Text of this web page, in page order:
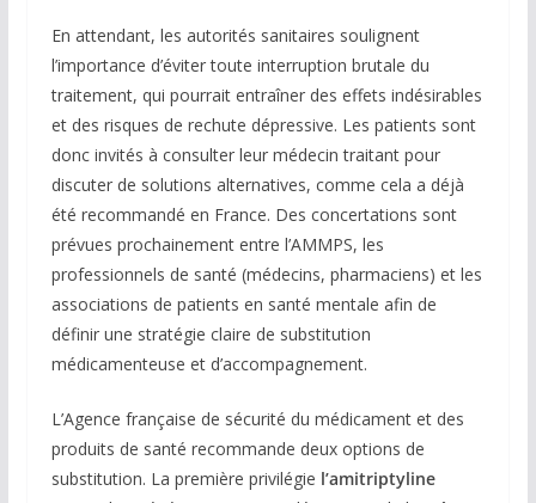
En attendant, les autorités sanitaires soulignent
l’importance d’éviter toute interruption brutale du
traitement, qui pourrait entraîner des effets indésirables
et des risques de rechute dépressive. Les patients sont
donc invités à consulter leur médecin traitant pour
discuter de solutions alternatives, comme cela a déjà
été recommandé en France. Des concertations sont
prévues prochainement entre l’AMMPS, les
professionnels de santé (médecins, pharmaciens) et les
associations de patients en santé mentale afin de
définir une stratégie claire de substitution
médicamenteuse et d’accompagnement.
L’Agence française de sécurité du médicament et des
produits de santé recommande deux options de
substitution. La première privilégie l’amitriptyline